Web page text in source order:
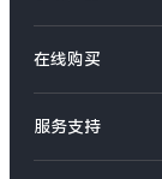
S系列
Y系列
在线购买
选购手机
服务支持